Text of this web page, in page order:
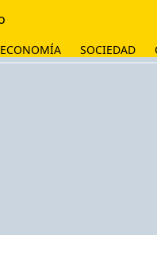
ECONOMÍA SOCIEDAD